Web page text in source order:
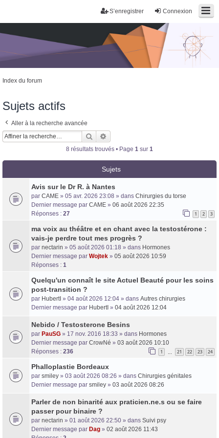
Connexion
S’enregistrer
Trans District
Forum d'information sur les transidentités masculines FtM/FtX/Ft*
Index du forum
Sujets actifs
Aller à la recherche avancée
Rechercher
8 résultats trouvés • Page 1 sur 1
Sujets
Avis sur le Dr R. à Nantes
par CAME » 05 avr. 2026 23:08 » dans Chirurgies du torse
Dernier message par CAME » 06 août 2026 22:35
Réponses : 27 1 2 3
ma voix au théâtre et en chant avec la testostérone :
vais-je perdre tout mes progrès ?
par nectarin » 05 août 2026 01:18 » dans Hormones
Dernier message par Wojtek » 05 août 2026 10:59
Réponses : 1
Quelqu'un connaît le site Actuel Beauté pour les soins
post-transition ?
par HubertI » 04 août 2026 12:04 » dans Autres chirurgies
Dernier message par HubertI » 04 août 2026 12:04
Nebido / Testosterone Besins
par PauSG » 17 nov. 2016 18:33 » dans Hormones
Dernier message par CrowNé » 03 août 2026 10:10
Réponses : 236 1 21 22 23 24
Phalloplastie Bordeaux
par smiley » 03 août 2026 08:26 » dans Chirurgies génitales
Dernier message par smiley » 03 août 2026 08:26
Parler de non binarité aux praticien.ne.s ou se faire
passer pour binaire ?
par nectarin » 01 août 2026 22:50 » dans Suivi psy
Dernier message par Dag » 02 août 2026 11:43